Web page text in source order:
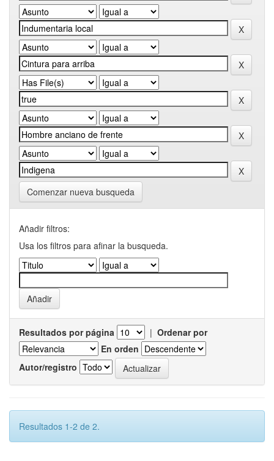
Comenzar nueva busqueda
Añadir filtros:
Usa los filtros para afinar la busqueda.
Resultados por página | Ordenar por
En orden
Autor/registro
Resultados 1-2 de 2.